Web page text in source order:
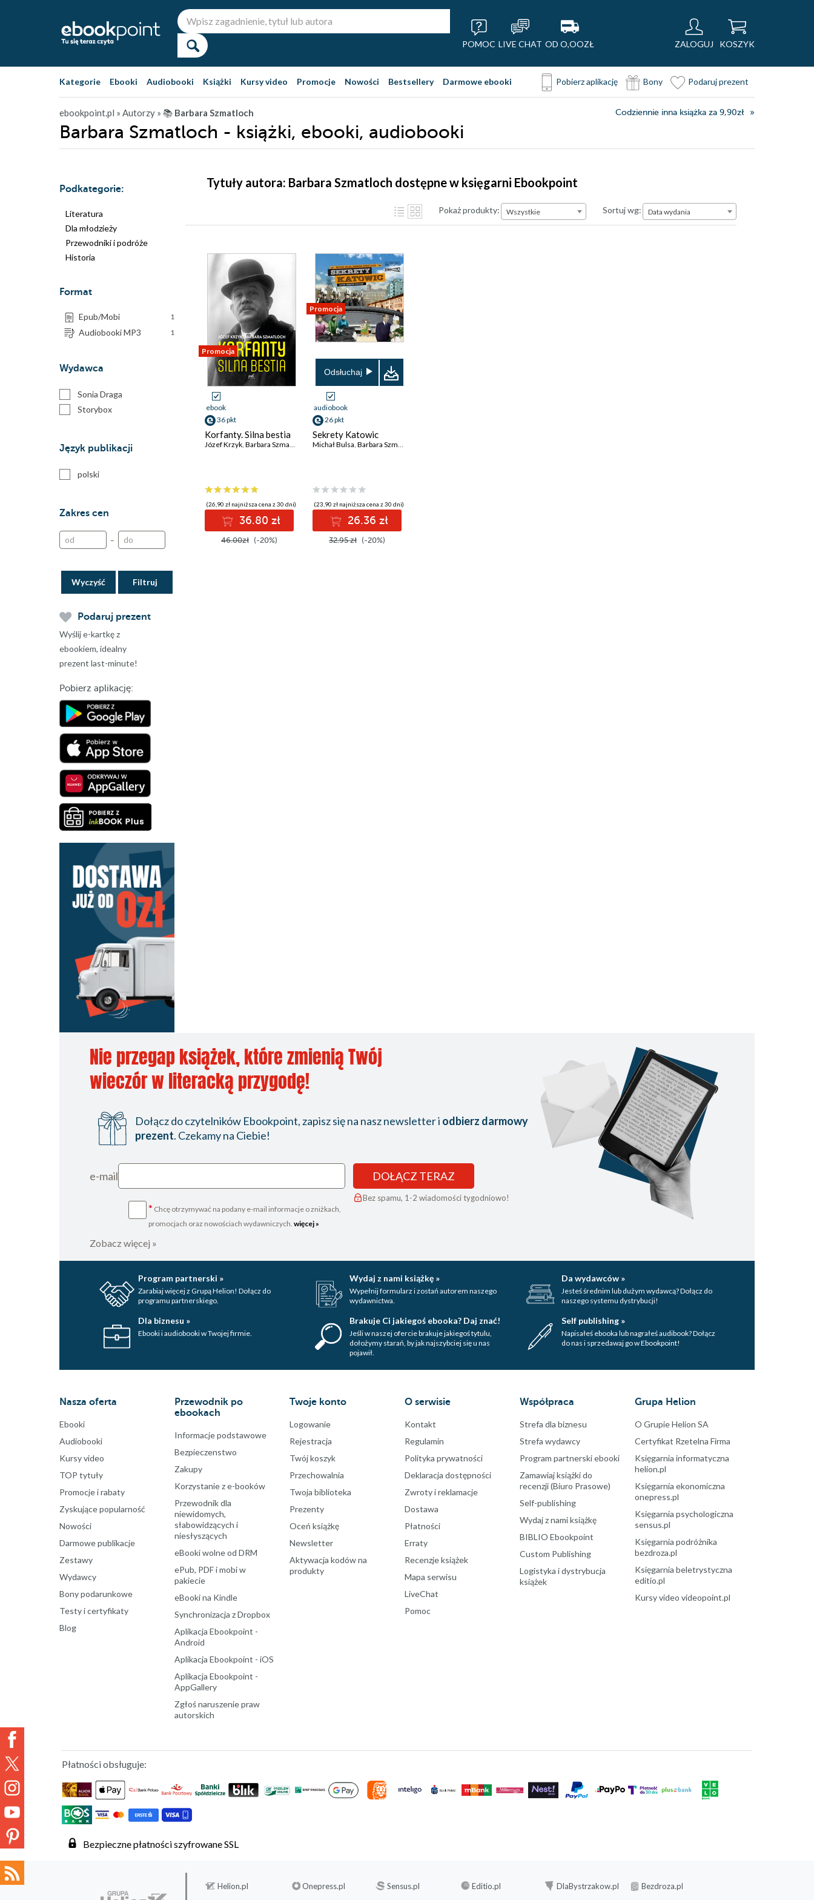
POMOC LIVE CHAT OD O,OOZŁ ZALOGUJ KOSZYK
Kategorie Ebooki Audiobooki Książki Kursy video Promocje Nowości Bestsellery Darmowe ebooki Pobierz aplikację Bony Podaruj prezent
ebookpoint.pl » Autorzy » 📚 Barbara Szmatloch Codziennie inna książka za 9,90zł
Barbara Szmatloch - książki, ebooki, audiobooki
Podkategorie:
Literatura
Dla młodzieży
Przewodniki i podróże
Historia
Format
Epub/Mobi 1
Audiobooki MP3 1
Wydawca
Sonia Draga
Storybox
Język publikacji
polski
Zakres cen
–
Wyczyść
Podaruj prezent
Wyślij e-kartkę z
ebookiem, idealny
prezent last-minute!
Pobierz aplikację:
Tytuły autora: Barbara Szmatloch dostępne w księgarni Ebookpoint
Pokaż produkty: Wszystkie Sortuj wg:Data wydania
Data wydania
Promocja
ebook
36 pkt
Korfanty. Silna bestia
Józef Krzyk, Barbara Szmatloch
(26,90 zł najniższa cena z 30 dni)
36.80 zł
46.00zł (-20%)
Promocja
Odsłuchaj
audiobook
26 pkt
Sekrety Katowic
Michał Bulsa, Barbara Szmatloch
(23,90 zł najniższa cena z 30 dni)
26.36 zł
32.95 zł (-20%)
Nie przegap książek, które zmienią Twój
wieczór w literacką przygodę!
Dołącz do czytelników Ebookpoint, zapisz się na nasz newsletter i odbierz darmowy
prezent. Czekamy na Ciebie!
e-mail
* Chcę otrzymywać na podany e-mail informacje o zniżkach,
promocjach oraz nowościach wydawniczych. więcej »
DOŁĄCZ TERAZ
Bez spamu, 1-2 wiadomości tygodniowo!
Zobacz więcej »
Program partnerski »
Zarabiaj więcej z Grupą Helion! Dołącz do
programu partnerskiego.
Wydaj z nami książkę »
Wypełnij formularz i zostań autorem naszego
wydawnictwa.
Da wydawców »
Jesteś średnim lub dużym wydawcą? Dołącz do
naszego systemu dystrybucji!
Dla biznesu »
Ebooki i audiobooki w Twojej firmie.
Brakuje Ci jakiegoś ebooka? Daj znać!
Jeśli w naszej ofercie brakuje jakiegoś tytulu,
dołożymy starań, by jak najszybciej się u nas
pojawił.
Self publishing »
Napisałeś ebooka lub nagrałeś audibook? Dołącz
do nas i sprzedawaj go w Ebookpoint!
Nasza oferta
Ebooki
Audiobooki
Kursy video
TOP tytuły
Promocje i rabaty
Zyskujące popularność
Nowości
Darmowe publikacje
Zestawy
Wydawcy
Bony podarunkowe
Testy i certyfikaty
Blog
Przewodnik po
ebookach
Informacje podstawowe
Bezpieczenstwo
Zakupy
Korzystanie z e-booków
Przewodnik dla
niewidomych,
słabowidzących i
niesłyszących
eBooki wolne od DRM
ePub, PDF i mobi w
pakiecie
eBooki na Kindle
Synchronizacja z Dropbox
Aplikacja Ebookpoint -
Android
Aplikacja Ebookpoint - iOS
Aplikacja Ebookpoint -
AppGallery
Zgłoś naruszenie praw
autorskich
Twoje konto
Logowanie
Rejestracja
Twój koszyk
Przechowalnia
Twoja biblioteka
Prezenty
Oceń książkę
Newsletter
Aktywacja kodów na
produkty
O serwisie
Kontakt
Regulamin
Polityka prywatności
Deklaracja dostępności
Zwroty i reklamacje
Dostawa
Płatności
Erraty
Recenzje książek
Mapa serwisu
LiveChat
Pomoc
Współpraca
Strefa dla biznesu
Strefa wydawcy
Program partnerski ebooki
Zamawiaj książki do
recenzji (Biuro Prasowe)
Self-publishing
Wydaj z nami książkę
BIBLIO Ebookpoint
Custom Publishing
Logistyka i dystrybucja
książek
Grupa Helion
O Grupie Helion SA
Certyfikat Rzetelna Firma
Księgarnia informatyczna
helion.pl
Księgarnia ekonomiczna
onepress.pl
Księgarnia psychologiczna
sensus.pl
Księgarnia podróżnika
bezdroza.pl
Księgarnia beletrystyczna
editio.pl
Kursy video videopoint.pl
Płatności obsługuje:
Bezpieczne płatności szyfrowane SSL
Helion.pl Onepress.pl Sensus.pl Editio.pl DlaBystrzakow.pl Bezdroza.pl